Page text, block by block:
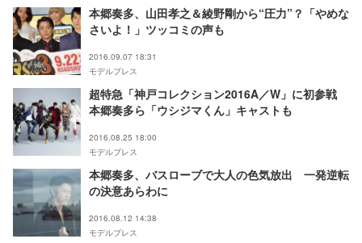
本郷奏多、山田孝之＆綾野剛から“圧力”？「やめな
さいよ！」ツッコミの声も
2016.09.07 18:31
モデルプレス
超特急「神戸コレクション2016A／W」に初参戦
本郷奏多ら「ウシジマくん」キャストも
2016.08.25 18:00
モデルプレス
本郷奏多、バスローブで大人の色気放出 一発逆転
の決意あらわに
2016.08.12 14:38
モデルプレス